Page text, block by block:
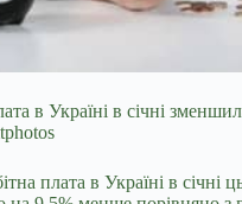
в Україні в січні
плата в Україні в січні